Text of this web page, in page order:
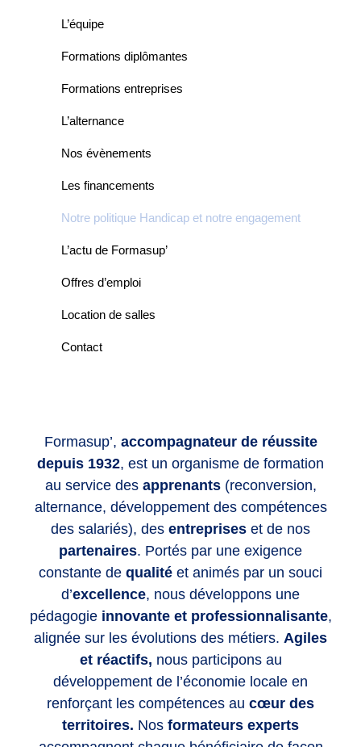
Formasup’, accompagnateur de réussite
depuis 1932, est un organisme de formation
au service des apprenants(reconversion,
alternance, développement des compétences
des salariés), des entreprises et de nos
partenaires. Portés par une exigence
constante de qualité et animés par un souci
d’excellence, nous développons une
pédagogie innovante et professionnalisante,
alignée sur les évolutions des métiers. Agiles
et réactifs, nous participons au
développement de l’économie locale en
renforçant les compétences au cœur des
territoires. Nos formateurs experts
L’équipe
Formations diplômantes
Formations entreprises
L’alternance
Nos évènements
Les financements
Notre politique Handicap et notre engagement
L’actu de Formasup’
Offres d’emploi
Location de salles
Contact